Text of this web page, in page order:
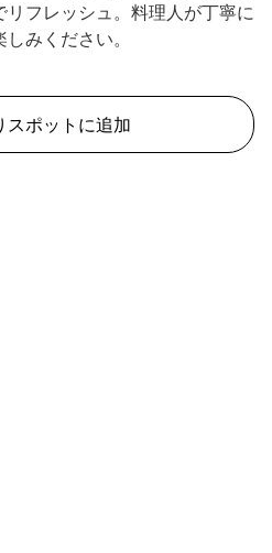
社説明会
ケーション
フレッシュ。料理人が丁寧に
みください。
スポットに追加